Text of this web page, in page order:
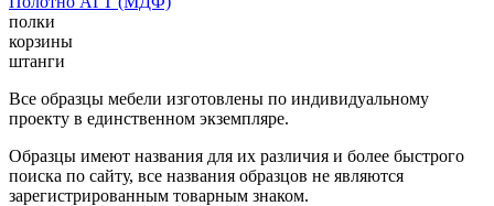
полки
корзины
штанги
Все образцы мебели изготовлены по индивидуальному
проекту в единственном экземпляре.
Образцы имеют названия для их различия и более быстрого
поиска по сайту, все названия образцов не являются
зарегистрированным товарным знаком.